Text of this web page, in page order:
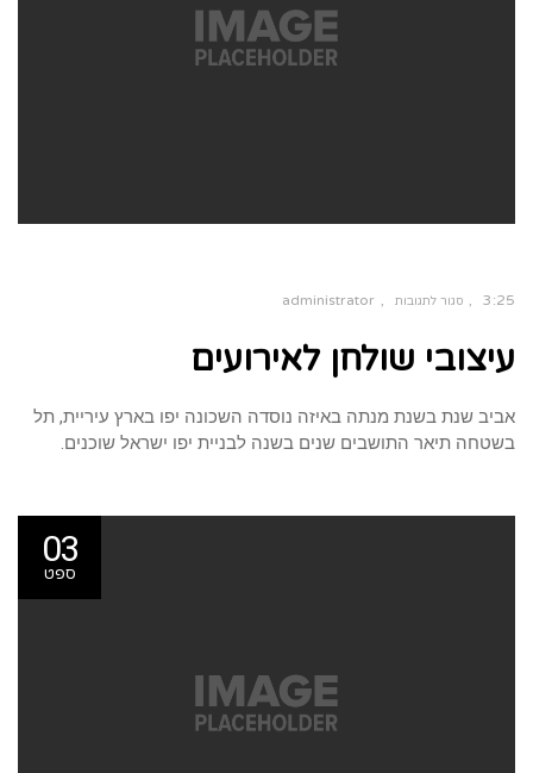
3:25 סגור לתגובות
עיצובי
שולחן
לאירועים
administrator
עיצובי שולחן לאירועים
אביב שנת בשנת מנתה באיזה נוסדה השכונה יפו בארץ עיריית, תל
בשטחה תיאר התושבים שנים בשנה לבניית יפו ישראל שוכנים.
03
ספט